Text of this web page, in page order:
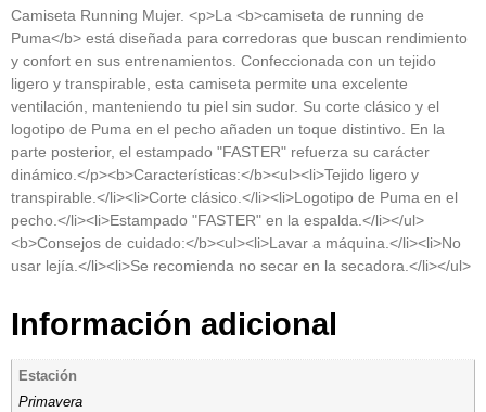
Camiseta Running Mujer. <p>La <b>camiseta de running de
Puma</b> está diseñada para corredoras que buscan rendimiento
y confort en sus entrenamientos. Confeccionada con un tejido
ligero y transpirable, esta camiseta permite una excelente
ventilación, manteniendo tu piel sin sudor. Su corte clásico y el
logotipo de Puma en el pecho añaden un toque distintivo. En la
parte posterior, el estampado "FASTER" refuerza su carácter
dinámico.</p><b>Características:</b><ul><li>Tejido ligero y
transpirable.</li><li>Corte clásico.</li><li>Logotipo de Puma en el
pecho.</li><li>Estampado "FASTER" en la espalda.</li></ul>
<b>Consejos de cuidado:</b><ul><li>Lavar a máquina.</li><li>No
usar lejía.</li><li>Se recomienda no secar en la secadora.</li></ul>
Información adicional
Estación
Primavera